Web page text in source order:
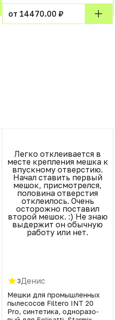
от 14470.00 ₽
Легко отклеивается в
месте крепления мешка к
впускному отверстию.
Начал ставить первый
мешок, присмотрелся,
половина отверстия
отклеилось. Очень
осторожно поставил
второй мешок. :) Не знаю
выдержит он обычную
работу или нет.
3Денис
Мешки для промышленных
пылесосов Filtero INT 20
Pro, синтетика, однора­зо­